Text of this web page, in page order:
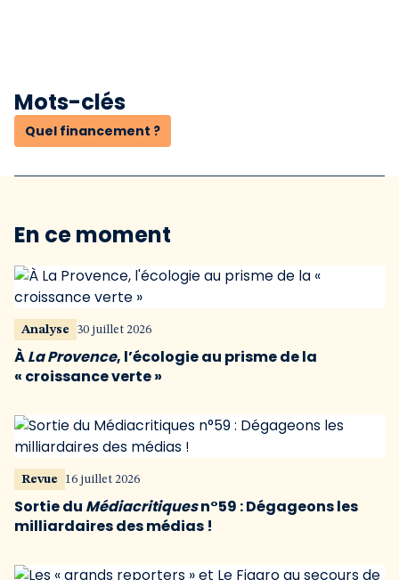
Mots-clés
Quel financement ?
En ce moment
Analyse 30 juillet 2026
ÀLa Provence, l’écologie au prisme de la
« croissance verte »
Revue 16 juillet 2026
Sortie du Médiacritiquesn°59 : Dégageons les
milliardaires des médias !